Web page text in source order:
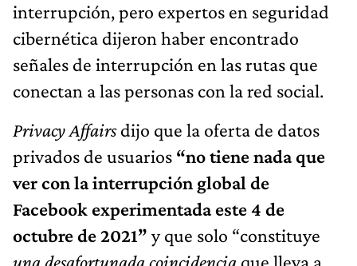
interrupción, pero expertos en seguridad
cibernética dijeron haber encontrado
señales de interrupción en las rutas que
conectan a las personas con la red social.
Privacy Affairsdijo que la oferta de datos
privados de usuarios “no tiene nada que
ver con la interrupción global de
Facebook experimentada este 4 de
octubre de 2021” y que solo “constituye
una desafortunada coincidencia que lleva a